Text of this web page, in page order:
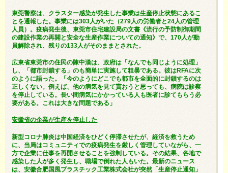
東莞警察は、クラスター感染が発生した事業は生産停止状態にあるこ
とを通報した。事業には303人がいた（279人の労働者と24人の管理
人員）。疫病発生後、東莞市住宅建設局の文書《流行の予防制御期間
の建設作業の再開と安全な生産作業についての通知》で、170人が動
員解除され、残りの133人がそのままとされた。
広東省東莞市の住民の陳中漢は、政府は「なんでも同じように処理」
し、「都市封鎖する」のも簡単に実施して粗暴である。彼はRFAに次
のように語った。「今のようにどこでも都市を全面的に封鎖するのは
正しくない。例えば、他の病気を見て貰おうと思っても、病院は診察
を停止している。長い間病気にかかっている人も医者に診てもらう必
要がある。これは大きな問題である」
安徽省の企業が生産を停止した
新型コロナ肺炎は中国経済をひどく停滞させたが、経済を救うため
に、当局はコミュニティでの疫病発生を厳しく管理していながら、一
方で企業に仕事を再開させることを強制している。その結果、各地で
感染した人が多く発生し、職場で倒れた人もいた。最新のニュース
は、安徽合肥国風プラスチック工業株式会社が突然「生産停止通知」